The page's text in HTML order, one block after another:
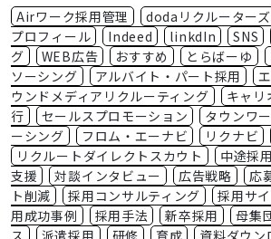
Airワーク採用管理 dodaリクルーターズ
プロフィール
Indeed linkdIn SNS
グ
WEB広告 おすすめ とらばーゆ
ソーシング
アルバイト・パート採用
ウンドメディアリクルーティング
キャリ
行
セールスプロモーション タウンワ
ーシング
フロム・エーナビ リクナビ
リクルートダイレクトスカウト
中途採用
支援
対談インタビュー 広告戦略 応
ト削減
採用コンサルティング 採用サ
用成功事例
採用手法 新卒採用 母集